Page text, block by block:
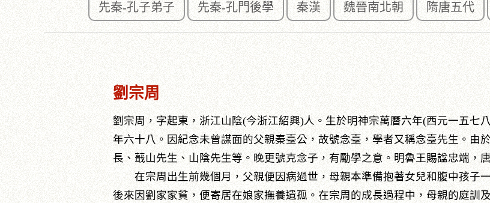
先秦-孔子弟子 先秦-孔門後學 秦漢 魏晉南北朝 隋唐五代
::: 劉宗周
劉宗周，字起東，浙江山陰(今浙江紹興)人。生於明神宗萬曆六年(西元一五七
年六十八。因紀念未曾謀面的父親秦臺公，故號念臺，學者又稱念臺先生。由
長、蕺山先生、山陰先生等。晚更號克念子，有勵學之意。明魯王賜諡忠端，
在宗周出生前幾個月，父親便因病過世，母親本準備抱著女兒和腹中孩子
後來因劉家家貧，便寄居在娘家撫養遺孤。在宗周的成長過程中，母親的庭訓